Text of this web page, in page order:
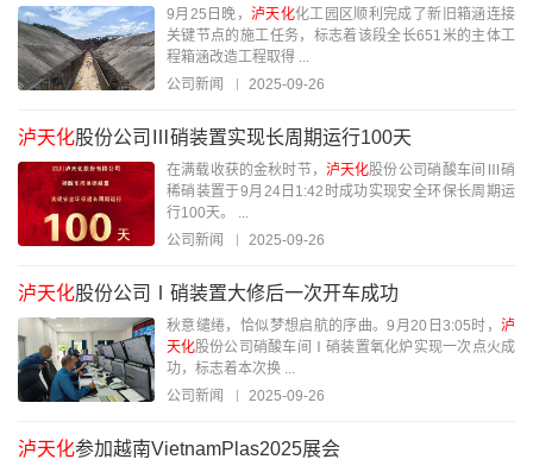
9月25日晚， 泸天化化工园区顺利完成了新旧箱涵连接
关键节点的施工任务，标志着该段全长651米的主体工
程箱涵改造工程取得 ...
公司新闻
2025-09-26
泸天化股份公司Ⅲ硝装置实现长周期运行100天
在满载收获的金秋时节， 泸天化股份公司硝酸车间Ⅲ硝
稀硝装置于9月24日1:42时成功实现安全环保长周期运
行100天。 ...
公司新闻
2025-09-26
泸天化股份公司Ⅰ硝装置大修后一次开车成功
秋意缱绻，恰似梦想启航的序曲。9月20日3:05时， 泸
天化股份公司硝酸车间Ⅰ硝装置氧化炉实现一次点火成
功，标志着本次换 ...
公司新闻
2025-09-26
泸天化参加越南VietnamPlas2025展会